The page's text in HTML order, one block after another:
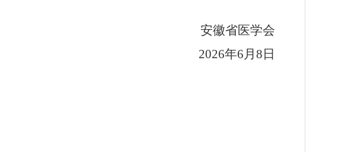
安徽省医学会
2026年6月 8 日